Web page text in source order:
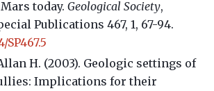
today. Geological Society,
Publications 467, 1, 67-94.
SP467.5
H. (2003). Geologic settings of
Implications for their